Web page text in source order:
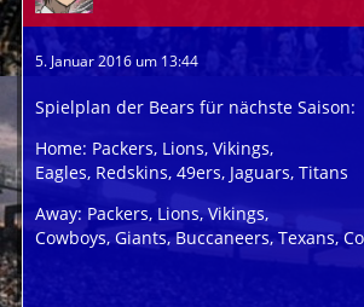
5. Januar 2016 um 13:44
Spielplan der Bears für nächste Saison:
Home: Packers, Lions, Vikings,
Eagles, Redskins, 49ers, Jaguars, Titans
Away: Packers, Lions, Vikings,
Cowboys, Giants, Buccaneers, Texans,